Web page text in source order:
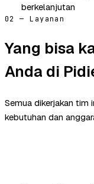
berkelanjutan
02 — Layanan
Yang bisa
Anda di
Semua dikerjakan tim
kebutuhan dan